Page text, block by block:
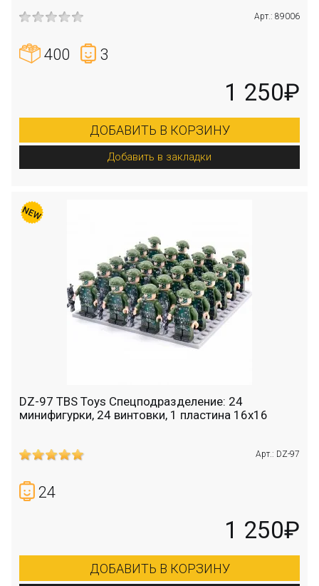
Арт.: 89006
400 3
1 250₽
ДОБАВИТЬ В КОРЗИНУ
Добавить в закладки
DZ-97 TBS Toys Спецподразделение: 24
минифигурки, 24 винтовки, 1 пластина 16х16
Арт.: DZ-97
24
1 250₽
ДОБАВИТЬ В КОРЗИНУ